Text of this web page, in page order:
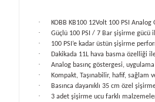
· KOBB KB100 12Volt 100 PSI
· Güçlü 100 PSI / 7 Bar şişirme
· 100 PSI’e kadar üstün şişirme
· Dakikada 11L hava basma özelliği ile
· Analog basınç göstergesi,
· Kompakt, Taşınabilir, hafif, sağlam
· Basınca dayanıklı 35 cm özel
· 3 adet şişirme ucu farklı